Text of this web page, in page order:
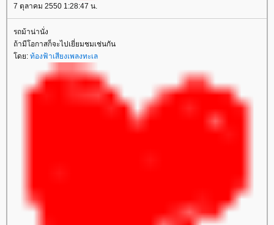
7 ตุลาคม 2550 1:28:47 น.
รถม้าน่านั่ง
ถ้ามีโอกาสก็จะไปเยี่ยมชมเช่นกัน
โดย: ท้องฟ้าเสียงเพลงทะเล